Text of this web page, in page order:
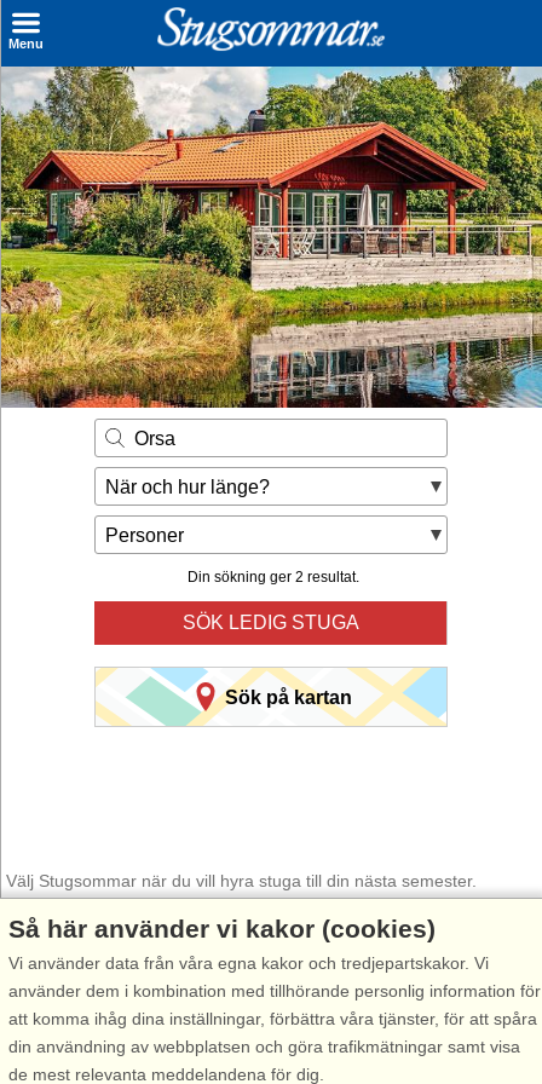
Menu
Sök stuga
Sista Minuten
Genvägar
Inspiration
Kontakt
Husägare
Se hur mycket du kan tjäna
Räkna ut din
hyresintäkt
Orsa
När och hur länge?
Personer
Din sökning ger 2 resultat.
SÖK LEDIG STUGA
Sök på kartan
Välj Stugsommar när du vill hyra stuga till din nästa semester.
Använd vår smarta sökfunktion här under för att hitta en ledig stuga i
just det område du önskar. Du kan även filtrera din sökning och välja
om stugan exempelvis ska ha havsutsikt, pool, diskmaskin, internet
osv.
Så här använder vi kakor (cookies)
Vi använder data från våra egna kakor och tredjepartskakor. Vi
använder dem i kombination med tillhörande personlig information för
att komma ihåg dina inställningar, förbättra våra tjänster, för att spåra
din användning av webbplatsen och göra trafikmätningar samt visa
de mest relevanta meddelandena för dig.